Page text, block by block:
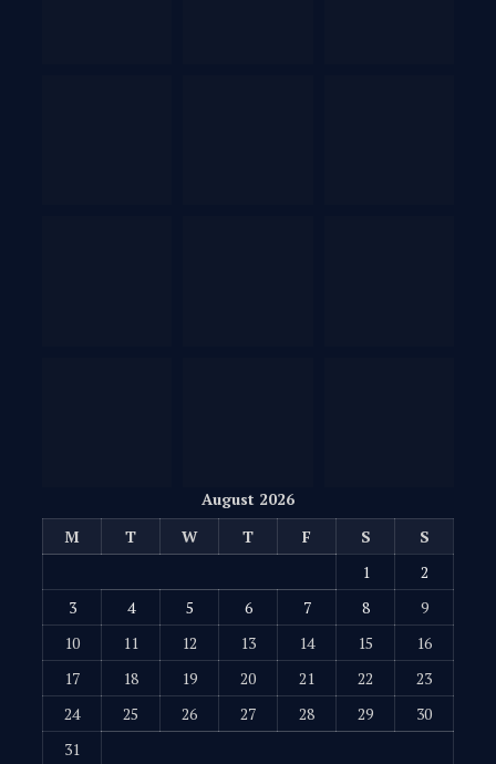
August 2026
M
T W T F S
S
1
2
3
4 5 6 7 8
9
10
11 12 13 14 15
16
17
18 19 20 21 22
23
24
25 26 27 28 29
30
31